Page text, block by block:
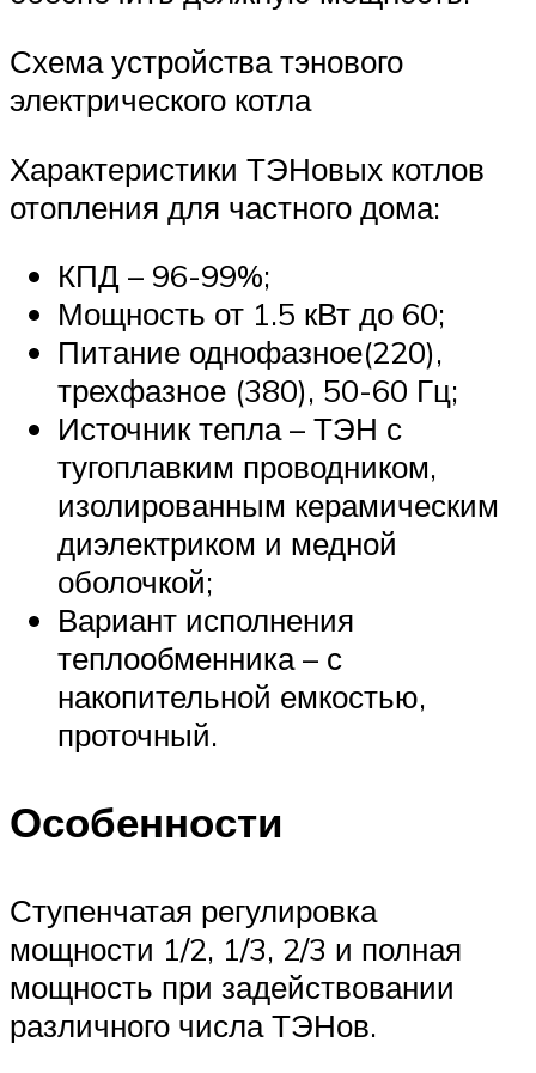
Схема устройства тэнового
электрического котла
Характеристики ТЭНовых котлов
отопления для частного дома:
КПД – 96-99%;
Мощность от 1.5 кВт до 60;
Питание однофазное(220),
трехфазное (380), 50-60 Гц;
Источник тепла – ТЭН с
тугоплавким проводником,
изолированным керамическим
диэлектриком и медной
оболочкой;
Вариант исполнения
теплообменника – с
накопительной емкостью,
проточный.
Особенности
Ступенчатая регулировка
мощности 1/2, 1/3, 2/3 и полная
мощность при задействовании
различного числа ТЭНов.